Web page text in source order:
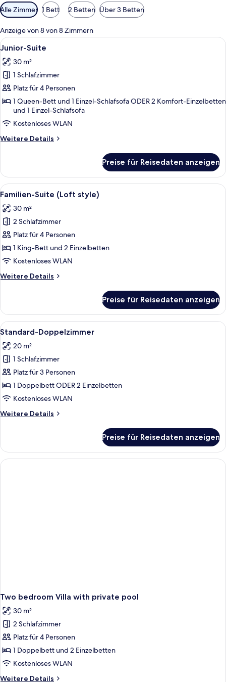
Verfügbare
Filter
für
Zimmer
Alle Zimmer 1 Bett 2 Betten Über 3 Betten
Anzeige von 8 von 8 Zimmern
Alle
Fotos
für
Junior-
Suite
anzeigen
Ein Schlafzimmer mit einem
3
Junior-Suite
30 m²
1 Schlafzimmer
Platz für 4 Personen
1 Queen-Bett und 1 Einzel-Schlafsofa ODER 2 Komfort-Einzelbetten
und 1 Einzel-Schlafsofa
Kostenloses WLAN
Weitere Details
Weitere
Suite
Preise für Reisedaten anzeigen
Alle
Fotos
für
Familien-
Suite
(Loft
style)
Ein Schlafzimmer mit einem
3
Familien-Suite (Loft style)
30 m²
2 Schlafzimmer
Platz für 4 Personen
1 King-Bett und 2 Einzelbetten
Kostenloses WLAN
Weitere Details
Weitere
Suite
(Loft
style)
Preise für Reisedaten anzeigen
Alle
Fotos
für
Standard-
Doppelzimmer
anzeigen
Ein Schlafzimmer mit einem
3
Standard-Doppelzimmer
20 m²
1 Schlafzimmer
Platz für 3 Personen
1 Doppelbett ODER 2 Einzelbetten
Kostenloses WLAN
Weitere Details
Weitere
Doppelzimmer
Preise für Reisedaten anzeigen
Two bedroom Villa with private pool
30 m²
2 Schlafzimmer
Platz für 4 Personen
1 Doppelbett und 2 Einzelbetten
Kostenloses WLAN
Weitere Details
Weitere